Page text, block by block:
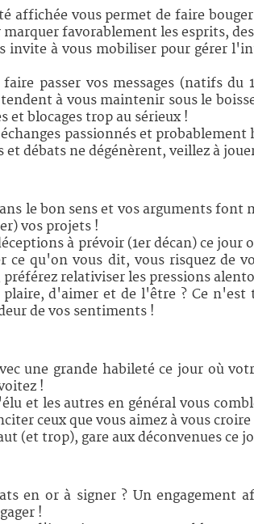
affichée vous permet de faire
favorablement les esprits,
invite à vous mobiliser pour gérer
passer vos messages (natifs
à vous maintenir sous le
et blocages trop au sérieux !
passionnés et
et débats ne dégénèrent, veillez à
le bon sens et vos arguments
vos projets !
à prévoir (1er décan) ce
ce qu'on vous dit, vous risquez de
relativiser les pressions
plaire, d'aimer et de l'être ? Ce
de vos sentiments !
une grande habileté ce jour où
!
et les autres en général vous
ceux que vous aimez à vous croire
(et trop), gare aux déconvenues
en or à signer ? Un engagement
!